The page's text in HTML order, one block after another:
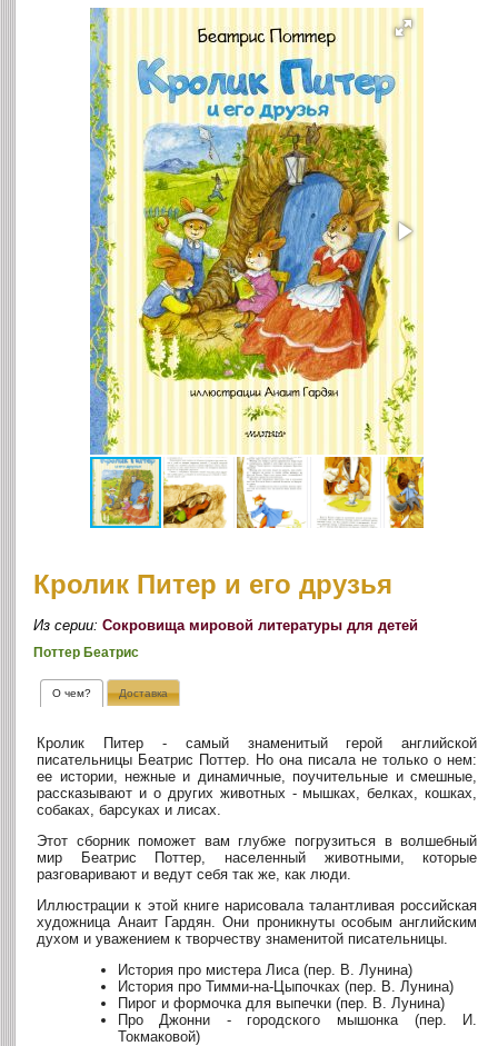
Кролик Питер и его друзья
Из серии:Сокровища мировой литературы для детей
Поттер Беатрис
О чем? Доставка
Кролик Питер - самый знаменитый герой английской
писательницы Беатрис Поттер. Но она писала не только о нем:
ее истории, нежные и динамичные, поучительные и смешные,
рассказывают и о других животных - мышках, белках, кошках,
собаках, барсуках и лисах.
Этот сборник поможет вам глубже погрузиться в волшебный
мир Беатрис Поттер, населенный животными, которые
разговаривают и ведут себя так же, как люди.
Иллюстрации к этой книге нарисовала талантливая российская
художница Анаит Гардян. Они проникнуты особым английским
духом и уважением к творчеству знаменитой писательницы.
История про мистера Лиса (пер. В. Лунина)
История про Тимми-на-Цыпочках (пер. В. Лунина)
Пирог и формочка для выпечки (пер. В. Лунина)
Про Джонни - городского мышонка (пер. И.
Токмаковой)